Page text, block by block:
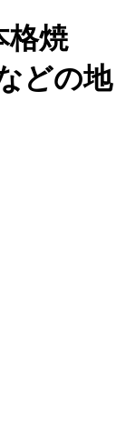
格焼
どの地